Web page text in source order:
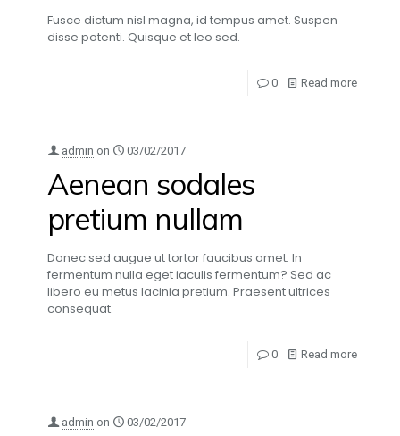
Fusce dictum nisl magna, id tempus amet. Suspen
disse potenti. Quisque et leo sed.
0 Read more
admin on 03/02/2017
Aenean sodales
pretium nullam
Donec sed augue ut tortor faucibus amet. In
fermentum nulla eget iaculis fermentum? Sed ac
libero eu metus lacinia pretium. Praesent ultrices
consequat.
0 Read more
admin on 03/02/2017